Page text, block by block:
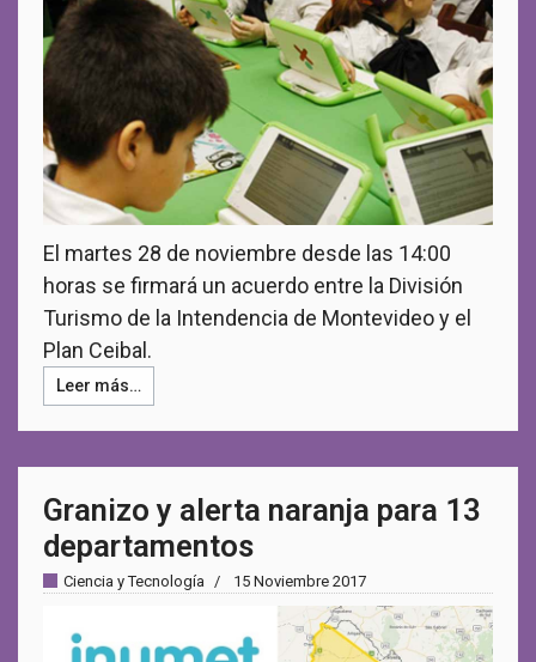
El martes 28 de noviembre desde las 14:00
horas se firmará un acuerdo entre la División
Turismo de la Intendencia de Montevideo y el
Plan Ceibal.
Leer más…
Granizo y alerta naranja para 13
departamentos
Ciencia y Tecnología 15 Noviembre 2017